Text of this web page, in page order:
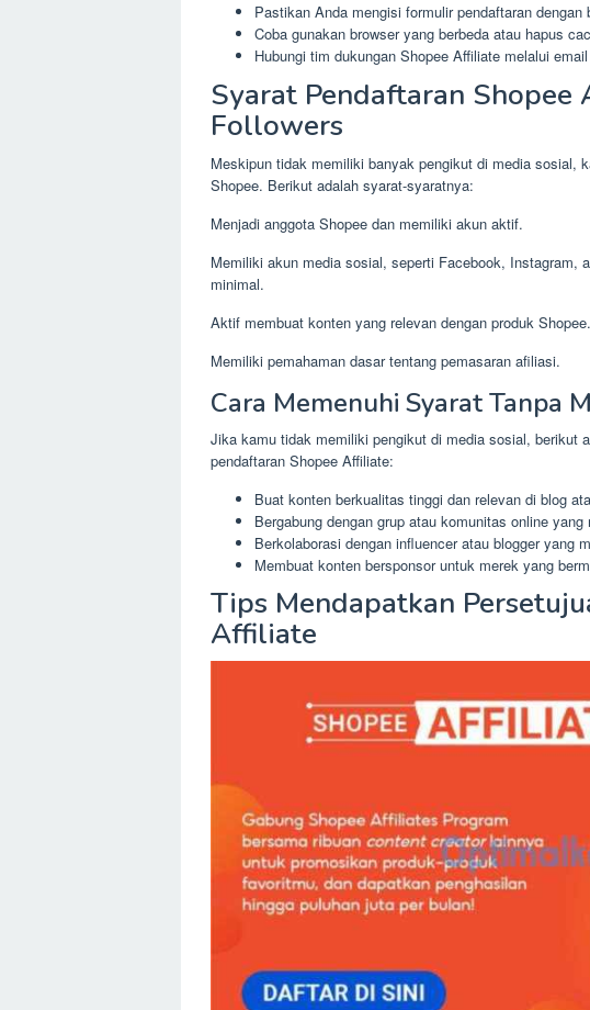
Pastikan Anda mengisi formulir pendaftaran dengan
Coba gunakan browser yang berbeda atau hapus
Hubungi tim dukungan Shopee Affiliate melalui
Syarat Pendaftaran Shopee
Followers
Meskipun tidak memiliki banyak pengikut di media sosial,
Shopee. Berikut adalah syarat-syaratnya:
Menjadi anggota Shopee dan memiliki akun aktif.
Memiliki akun media sosial, seperti Facebook, Instagram,
minimal.
Aktif membuat konten yang relevan dengan produk Shopee.
Memiliki pemahaman dasar tentang pemasaran afiliasi.
Cara Memenuhi Syarat Tanpa
Jika kamu tidak memiliki pengikut di media sosial, berikut
pendaftaran Shopee Affiliate:
Buat konten berkualitas tinggi dan relevan di blog
Bergabung dengan grup atau komunitas online
Berkolaborasi dengan influencer atau blogger yang
Membuat konten bersponsor untuk merek yang
Tips Mendapatkan
Affiliate